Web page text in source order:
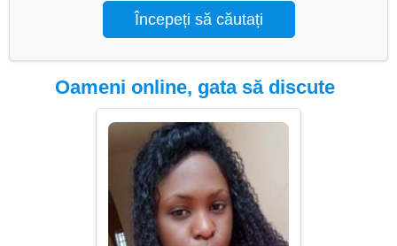
Oameni online, gata să discute